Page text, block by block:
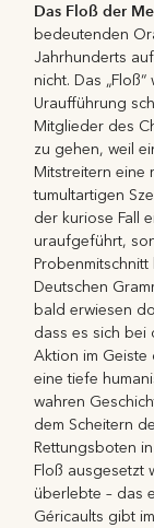
Das Floß der
bedeutenden
Jahrhunderts
nicht. Das
Uraufführung
Mitglieder des
zu gehen, weil
Mitstreitern eine
tumultartigen
der kuriose Fall
uraufgeführt,
Deutschen
bald erwiesen
dass es sich bei
Aktion im
eine tiefe
wahren
dem Scheitern
Rettungsboten
Floß ausgesetzt
überlebte – das
Géricaults gibt